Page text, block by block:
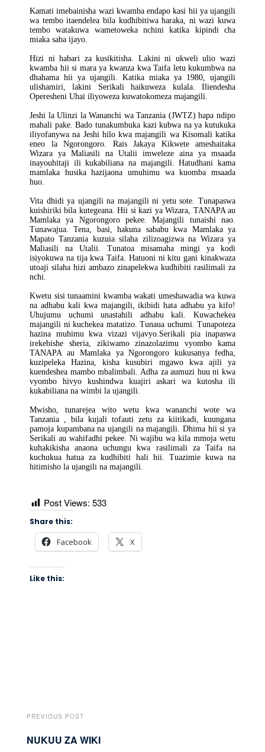
Kamati imebainisha wazi kwamba endapo kasi hii ya ujangili
wa tembo itaendelea bila kudhibitiwa haraka, ni wazi kuwa
tembo watakuwa wametoweka nchini katika kipindi cha
miaka saba ijayo.
Hizi ni habari za kusikitisha. Lakini ni ukweli ulio wazi
kwamba hii si mara ya kwanza kwa Taifa letu kukumbwa na
dhahama hii ya ujangili. Katika miaka ya 1980, ujangili
ulishamiri, lakini Serikali haikuweza kulala. Iliendesha
Operesheni Uhai iliyoweza kuwatokomeza majangili.
Jeshi la Ulinzi la Wananchi wa Tanzania (JWTZ) hapa ndipo
mahali pake. Bado tunakumbuka kazi kubwa na ya kutukuka
iliyofanywa na Jeshi hilo kwa majangili wa Kisomali katika
eneo la Ngorongoro. Rais Jakaya Kikwete ameshaitaka
Wizara ya Maliasili na Utalii imweleze aina ya msaada
inayouhitaji ili kukabiliana na majangili. Hatudhani kama
mamlaka husika hazijaona umuhimu wa kuomba msaada
huo.
Vita dhidi ya ujangili na majangili ni yetu sote. Tunapaswa
kuishiriki bila kutegeana. Hii si kazi ya Wizara, TANAPA au
Mamlaka ya Ngorongoro pekee. Majangili tunaishi nao.
Tunawajua. Tena, basi, hakuna sababu kwa Mamlaka ya
Mapato Tanzania kuzuia silaha zilizoagizwa na Wizara ya
Maliasili na Utalii. Tunatoa misamaha mingi ya kodi
isiyokuwa na tija kwa Taifa. Hatuoni ni kitu gani kinakwaza
utoaji silaha hizi ambazo zinapelekwa kudhibiti rasilimali za
nchi.
Kwetu sisi tunaamini kwamba wakati umeshawadia wa kuwa
na adhabu kali kwa majangili, ikibidi hata adhabu ya kifo!
Uhujumu uchumi unastahili adhabu kali. Kuwachekea
majangili ni kuchekea matatizo. Tunaua uchumi. Tunapoteza
hazina muhimu kwa vizazi vijavyo.Serikali pia inapaswa
irekebishe sheria, zikiwamo zinazolazimu vyombo kama
TANAPA au Mamlaka ya Ngorongoro kukusanya fedha,
kuzipeleka Hazina, kisha kusubiri mgawo kwa ajili ya
kuendeshea mambo mbalimbali. Adha za aumuzi huu ni kwa
vyombo hivyo kushindwa kuajiri askari wa kutosha ili
kukabiliana na wimbi la ujangili.
Mwisho, tunarejea wito wetu kwa wananchi wote wa
Tanzania , bila kujali tofauti zetu za kiitikadi, kuungana
pamoja kupambana na ujangili na majangili. Dhima hii si ya
Serikali au wahifadhi pekee. Ni wajibu wa kila mmoja wetu
kuhakikisha anaona uchungu kwa rasilimali za Taifa na
kuchukua hatua za kudhibiti hali hii. Tuazimie kuwa na
hitimisho la ujangili na majangili.
Post Views: 533
Share this:
Facebook X
Like this:
PREVIOUS POST
NUKUU ZA WIKI